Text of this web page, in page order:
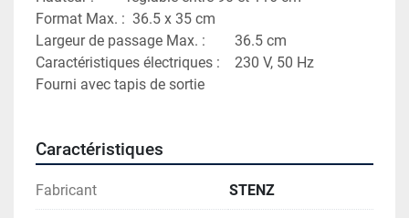
Format Max. :  36.5 x 35 cm
Largeur de passage Max. :        36.5 cm
Caractéristiques électriques :    230 V, 50 Hz
Fourni avec tapis de sortie
Caractéristiques
Fabricant STENZ